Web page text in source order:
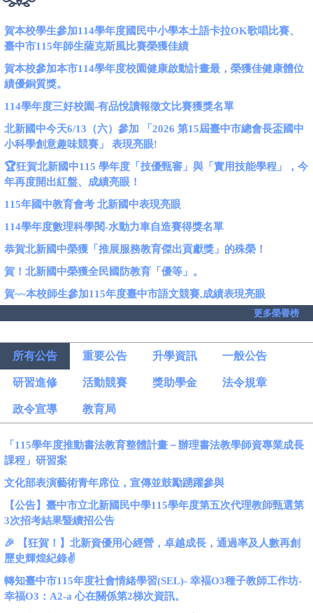
賀本校學生參加114學年度國民中小學本土語卡拉OK歌唱比賽、
臺中市115年師生薩克斯風比賽榮獲佳績
賀本校參加本市114學年度校園健康啟動計畫最，榮獲佳健康體位
績優銅質獎。
114學年度三好校園-有品悅讀報徵文比賽獲獎名單
北新國中今天6/13（六）參加 「2026 第15屆臺中市總會長盃國中
小科學創意趣味競賽」 表現亮眼!
🏆狂賀北新國中115 學年度「技優甄審」與「實用技能學程」，今
年再度開出紅盤、成績亮眼！
115年國中教育會考 北新國中表現亮眼
114學年度數理科學閱-水動力車自造賽得獎名單
恭賀北新國中榮獲「推展服務教育傑出貢獻獎」的殊榮！
賀！北新國中榮獲全民國防教育「優等」。
賀~~本校師生參加115年度臺中市語文競賽,成績表現亮眼
更多榮譽榜
所有公告 重要公告 升學資訊 一般公告
研習進修 活動競賽 獎助學金 法令規章
政令宣導 教育局
「115學年度推動書法教育整體計畫－辦理書法教學師資專業成長
課程」研習案
文化部表演藝術青年席位，宣傳並鼓勵踴躍參與
【公告】臺中市立北新國民中學115學年度第五次代理教師甄選第
3次招考結果暨續招公告
🎉 【狂賀！】北新資優用心經營，卓越成長，通過率及人數再創
歷史輝煌紀錄✌️
轉知臺中市115年度社會情緒學習(SEL)- 幸褔O3種子教師工作坊-
幸福O3：A2-a 心在關係第2梯次資訊。